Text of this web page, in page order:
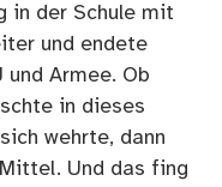
in der Schule mit
und endete
Armee. Ob
in dieses
wehrte, dann
Und das fing